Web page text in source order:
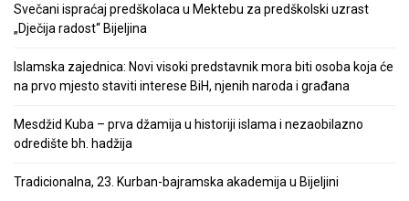
Svečani ispraćaj predškolaca u Mektebu za predškolski uzrast
„Dječija radost“ Bijeljina
Islamska zajednica: Novi visoki predstavnik mora biti osoba koja će
na prvo mjesto staviti interese BiH, njenih naroda i građana
Mesdžid Kuba – prva džamija u historiji islama i nezaobilazno
odredište bh. hadžija
Tradicionalna, 23. Kurban-bajramska akademija u Bijeljini